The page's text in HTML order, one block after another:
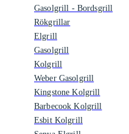
Gasolgrill - Bordsgrill
Rökgrillar
Elgrill
Gasolgrill
Kolgrill
Weber Gasolgrill
Kingstone Kolgrill
Barbecook Kolgrill
Esbit Kolgrill